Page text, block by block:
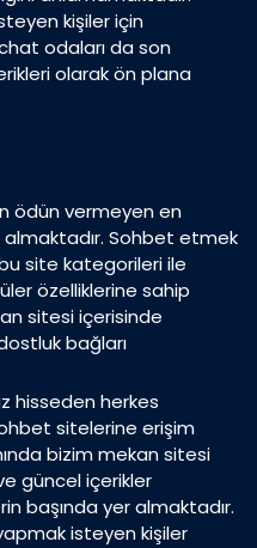
kişiler için
odaları da son
olarak ön plana
ödün vermeyen en
Sohbet etmek
site kategorileri ile
özelliklerine sahip
sitesi içerisinde
bağları
hisseden herkes
sitelerine erişim
bizim mekan sitesi
güncel içerikler
başında yer almaktadır.
isteyen kişiler